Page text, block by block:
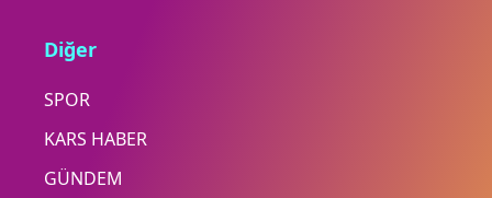
Diğer
SPOR
KARS HABER
GÜNDEM